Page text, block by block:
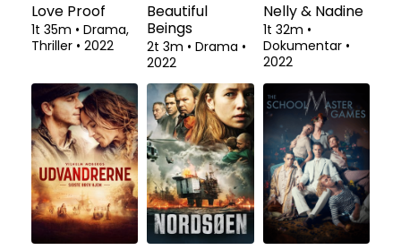
Love Proof
1t 35m • Drama,
Thriller • 2022
Beautiful
Beings
2t 3m • Drama •
2022
Nelly & Nadine
1t 32m •
Dokumentar •
2022